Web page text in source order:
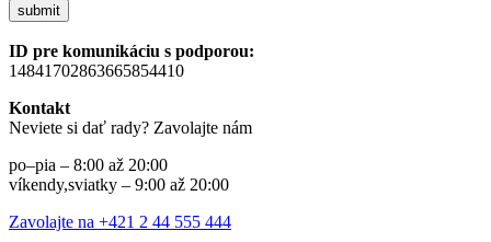
submit
ID pre komunikáciu s podporou:
14841702863665854410
Kontakt
Neviete si dať rady? Zavolajte nám
po–pia – 8:00 až 20:00
víkendy,sviatky – 9:00 až 20:00
Zavolajte na +421 2 44 555 444